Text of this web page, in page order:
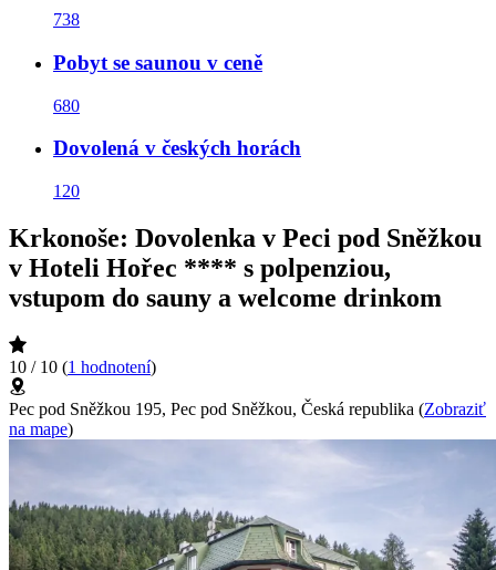
738
Pobyt se saunou v ceně
680
Dovolená v českých horách
120
Krkonoše: Dovolenka v Peci pod Sněžkou
v Hoteli Hořec **** s polpenziou,
vstupom do sauny a welcome drinkom
10 / 10 (1 hodnotení)
Pec pod Sněžkou 195, Pec pod Sněžkou, Česká republika (Zobraziť
na mape)